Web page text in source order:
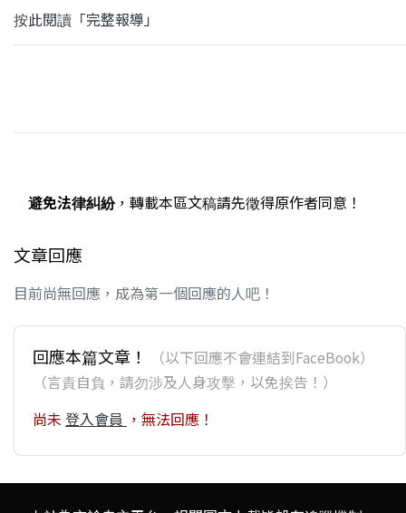
按此閱讀「完整報導」
避免法律糾紛，轉載本區文稿請先徵得原作者同意！
文章回應
目前尚無回應，成為第一個回應的人吧！
回應本篇文章！
（以下回應不會連結到FaceBook）
（言責自負，請勿涉及人身攻擊，以免挨告！）
尚未 登入會員 ，無法回應！